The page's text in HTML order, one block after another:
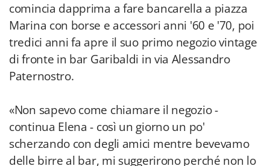
comincia dapprima a fare bancarella a piazza
Marina con borse e accessori anni '60 e '70, poi
tredici anni fa apre il suo primo negozio vintage
di fronte in bar Garibaldi in via Alessandro
Paternostro.
«Non sapevo come chiamare il negozio -
continua Elena - così un giorno un po'
scherzando con degli amici mentre bevevamo
delle birre al bar, mi suggerirono perché non lo